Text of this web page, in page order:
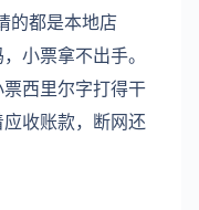
的都是本地店
小票拿不出手。
西里尔字打得干
收账款，断网还